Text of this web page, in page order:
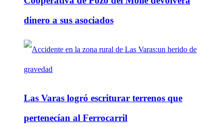
dinero a sus asociados
Las Varas logró escriturar terrenos que
pertenecían al Ferrocarril